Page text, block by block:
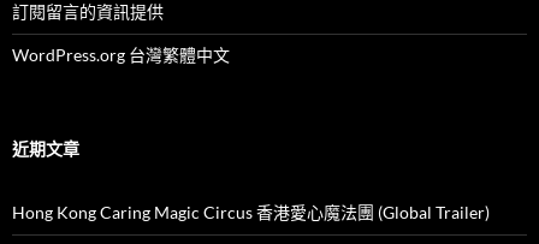
訂閱留言的資訊提供
WordPress.org 台灣繁體中文
近期文章
Hong Kong Caring Magic Circus 香港愛心魔法團 (Global Trailer)